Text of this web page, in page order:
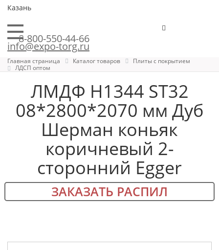
Казань
8-800-550-44-66
info@expo-torg.ru
Главная страница Каталог товаров
Плиты с покрытием
ЛДСП оптом
ЛМДФ H1344 ST32
08*2800*2070 мм Дуб
Шерман коньяк
коричневый 2-
сторонний Egger
ЗАКАЗАТЬ РАСПИЛ